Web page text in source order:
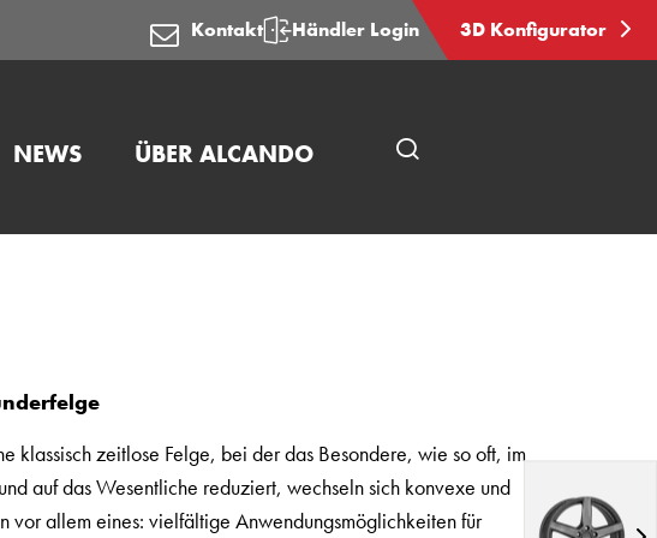
Kontakt Händler Login 3D Konfigurator
NEWS ÜBER ALCANDO
klassisch zeitlose Felge, bei der das Besondere, wie so oft, im
auf das Wesentliche reduziert, wechseln sich konvexe und
vor allem eines: vielfältige Anwendungsmöglichkeiten für